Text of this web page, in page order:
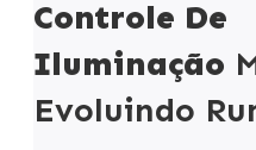
Controle De
Iluminação
Evoluindo